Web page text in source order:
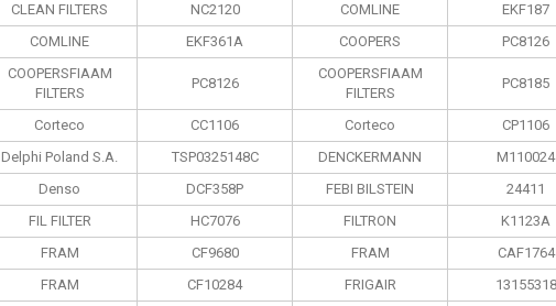
CLEAN FILTERS
NC2120 COMLINE EKF187
COMLINE
EKF361A COOPERS PC8126
COOPERSFIAAM
FILTERS
PC8126
COOPERSFIAAM
FILTERS
PC8185
Corteco CC1106 Corteco CP1106
Delphi Poland S.А.
TSP0325148C DENCKERMANN M110024
Denso
DCF358P FEBI BILSTEIN 24411
FIL FILTER
HC7076 FILTRON K1123A
FRAM
CF9680 FRAM CAF1764
FRAM
CF10284 FRIGAIR 13155318